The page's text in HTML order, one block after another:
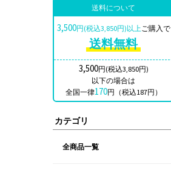
送料について
3,500円(税込3,850円)以上ご購入で
送料無料
3,500円(税込3,850円)
以下の場合は
全国一律170円（税込187円）
カテゴリ
全商品一覧